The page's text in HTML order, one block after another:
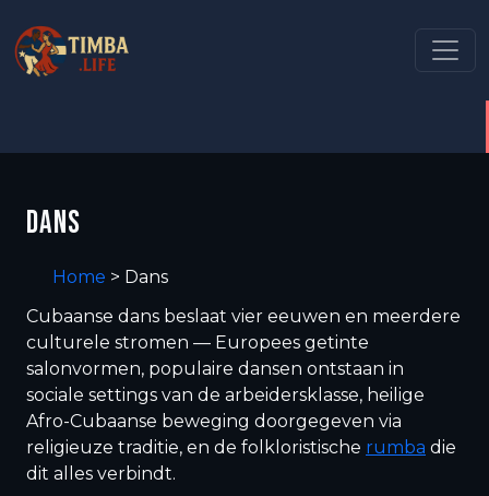
DANS
Home > Dans
Cubaanse dans beslaat vier eeuwen en meerdere
culturele stromen — Europees getinte
salonvormen, populaire dansen ontstaan in
sociale settings van de arbeidersklasse, heilige
Afro-Cubaanse beweging doorgegeven via
religieuze traditie, en de folkloristische rumba die
dit alles verbindt.